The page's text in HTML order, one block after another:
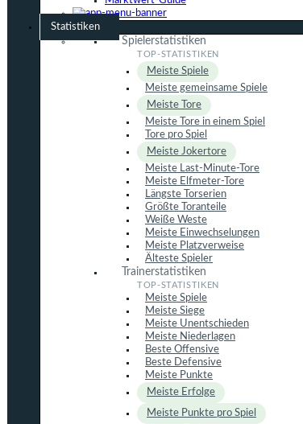
Statistiken
Spielerstatistiken
Meiste Spiele
Meiste gemeinsame Spiele
Meiste Tore
Meiste Tore in einem Spiel
Tore pro Spiel
Meiste Jokertore
Meiste Last-Minute-Tore
Meiste Elfmeter-Tore
Längste Torserien
Größte Toranteile
Weiße Weste
Meiste Einwechselungen
Meiste Platzverweise
Älteste Spieler
Trainerstatistiken
Meiste Spiele
Meiste Siege
Meiste Unentschieden
Meiste Niederlagen
Beste Offensive
Beste Defensive
Meiste Punkte
Meiste Erfolge
Meiste Punkte pro Spiel